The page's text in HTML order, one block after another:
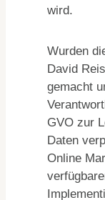
wird.
Wurden
David
gemacht
GVO zur
Daten
Online